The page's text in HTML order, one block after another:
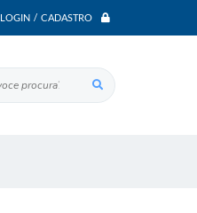
LOGIN / CADASTRO